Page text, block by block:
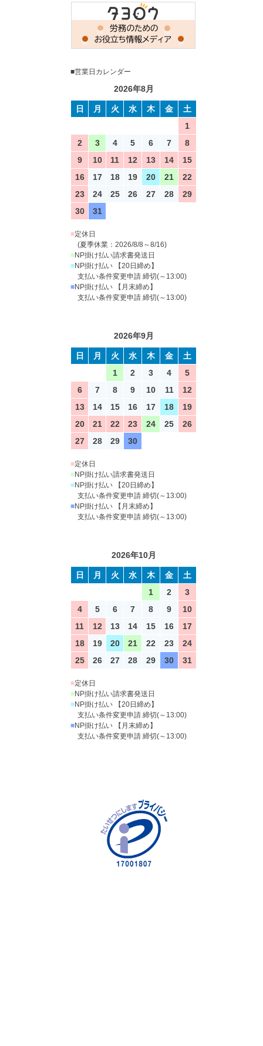
■営業日カレンダー
2026年8月
日 月 火 水 木 金
土
1
2
3 4 5 6 7
8
9
10 11 12 13 14
15
16
17 18 19 20 21
22
23
24 25 26 27 28
29
30
31
■定休日
(夏季休業：2026/8/8～8/16)
■NP掛け払い請求書発送日
■NP掛け払い 【20日締め】
支払い条件変更申請 締切(～13:00)
■NP掛け払い 【月末締め】
支払い条件変更申請 締切(～13:00)
2026年9月
日 月 火 水 木 金
土
1
2 3 4
5
6
7 8 9 10 11
12
13
14 15 16 17 18
19
20
21 22 23 24 25
26
27
28 29 30
■定休日
■NP掛け払い請求書発送日
■NP掛け払い 【20日締め】
支払い条件変更申請 締切(～13:00)
■NP掛け払い 【月末締め】
支払い条件変更申請 締切(～13:00)
2026年10月
日 月 火 水 木 金
土
1
2
3
4
5 6 7 8 9
10
11
12 13 14 15 16
17
18
19 20 21 22 23
24
25
26 27 28 29 30 31
■定休日
■NP掛け払い請求書発送日
■NP掛け払い 【20日締め】
支払い条件変更申請 締切(～13:00)
■NP掛け払い 【月末締め】
支払い条件変更申請 締切(～13:00)